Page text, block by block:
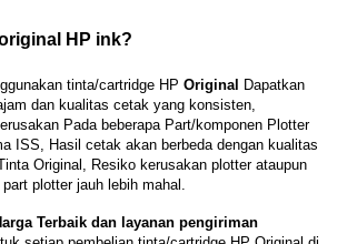
HP ink?
tinta/cartridge HP Original Dapatkan
dan kualitas cetak yang konsisten,
Pada beberapa Part/komponen Plotter
ISS, Hasil cetak akan berbeda dengan kualitas
Original, Resiko kerusakan plotter ataupun
plotter jauh lebih mahal.
Terbaik dan layanan pengiriman